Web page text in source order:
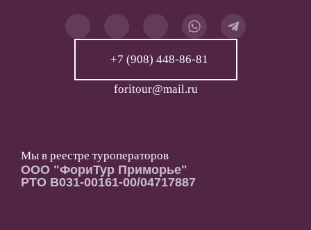
+7 (908) 448-86-81
foritour@mail.ru
Мы в реестре туроператоров
ООО "ФориТур Приморье"
РТО В031-00161-00/04717887